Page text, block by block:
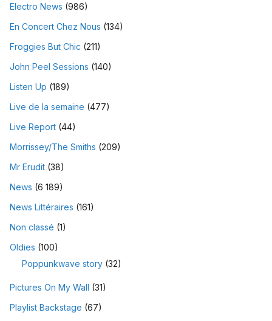
Electro News (986)
En Concert Chez Nous (134)
Froggies But Chic (211)
John Peel Sessions (140)
Listen Up (189)
Live de la semaine (477)
Live Report (44)
Morrissey/The Smiths (209)
Mr Erudit (38)
News (6 189)
News Littéraires (161)
Non classé (1)
Oldies (100)
Poppunkwave story (32)
Pictures On My Wall (31)
Playlist Backstage (67)